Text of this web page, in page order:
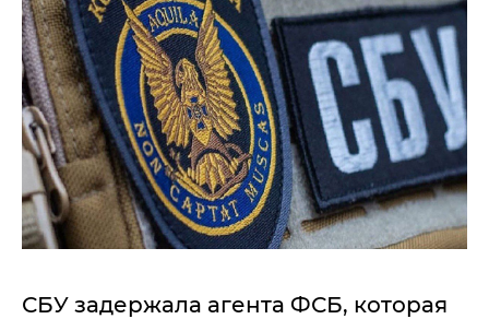
СБУ задержала агента ФСБ, которая